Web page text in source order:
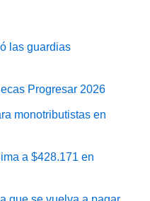
las guardias
Progresar 2026
monotributistas en
a $428.171 en